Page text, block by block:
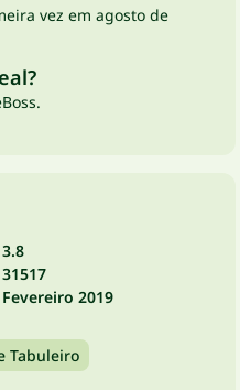
vez em agosto de
3.8
31517
Fevereiro 2019
Tabuleiro